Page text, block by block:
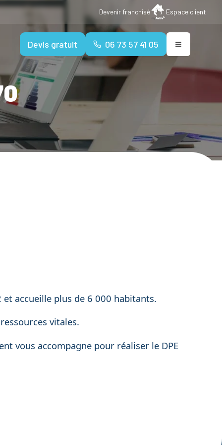
Devenir franchisé Espace client
Devis gratuit 06 73 57 41 05
accueille plus de 6 000 habitants.
vitales.
vous accompagne pour réaliser le DPE